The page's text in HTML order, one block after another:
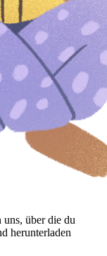
über die du
herunterladen